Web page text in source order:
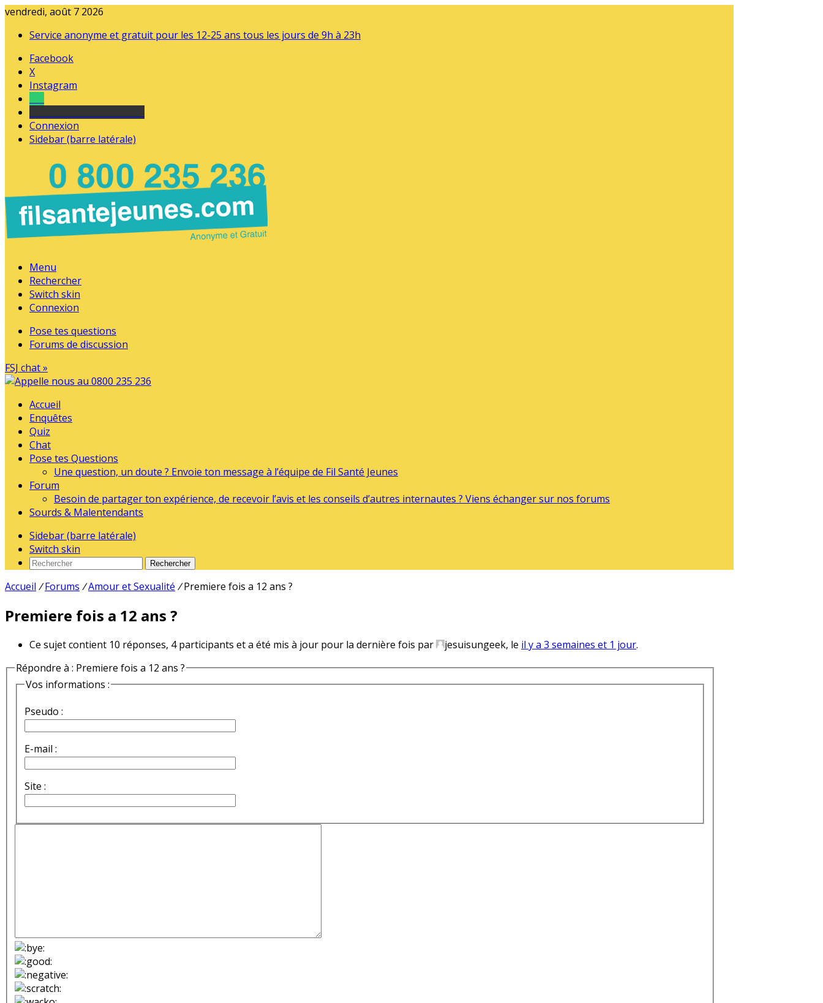
vendredi, août 7 2026
Service anonyme et gratuit pour les 12-25 ans tous les jours de 9h à 23h
Facebook
X
Instagram
Connexion
Sidebar (barre latérale)
Menu
Rechercher
Switch skin
Connexion
Pose tes questions
Forums de discussion
FSJ chat »
Accueil
Enquêtes
Quiz
Chat
Pose tes Questions
Une question, un doute ? Envoie ton message à l’équipe de Fil Santé Jeunes
Forum
Besoin de partager ton expérience, de recevoir l’avis et les conseils d’autres internautes ? Viens échanger sur nos forums
Sourds & Malentendants
Sidebar (barre latérale)
Switch skin
Rechercher
Accueil / Forums /Amour et Sexualité / Premiere fois a 12 ans ?
Premiere fois a 12 ans ?
Ce sujet contient 10 réponses, 4 participants et a été mis à jour pour la dernière fois par jesuisungeek, le il y a 3 semaines et 1 jour.
Répondre à : Premiere fois a 12 ans ?
Vos informations :
Pseudo :
E-mail :
Site :